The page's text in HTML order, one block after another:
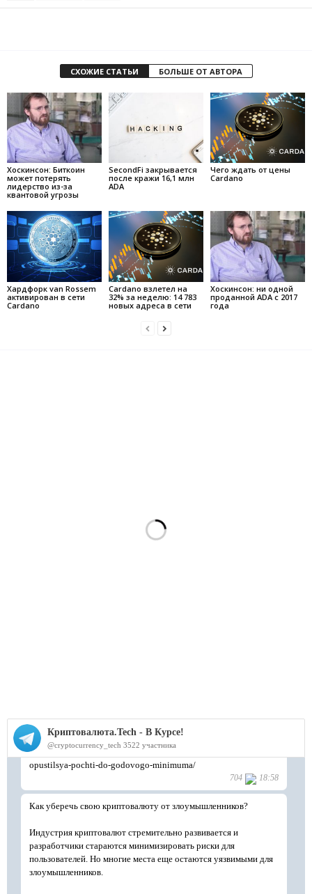
СХОЖИЕ СТАТЬИ БОЛЬШЕ ОТ АВТОРА
Хоскинсон: Биткоин
может потерять
лидерство из-за
квантовой угрозы
SecondFi закрывается
после кражи 16,1 млн
ADA
Чего ждать от цены
Cardano
Хардфорк van Rossem
активирован в сети
Cardano
Cardano взлетел на
32% за неделю: 14 783
новых адреса в сети
Хоскинсон: ни одной
проданной ADA с 2017
года